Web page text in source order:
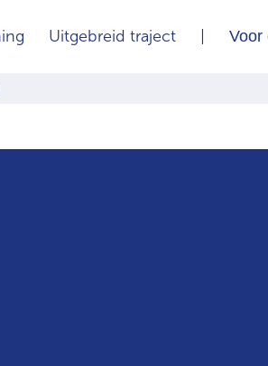
Uitgebreid traject Voor